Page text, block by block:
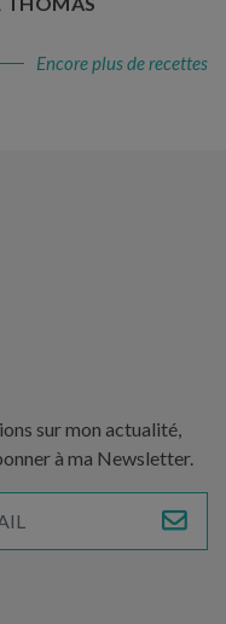
Encore plus de recettes
sur mon actualité,
à ma Newsletter.